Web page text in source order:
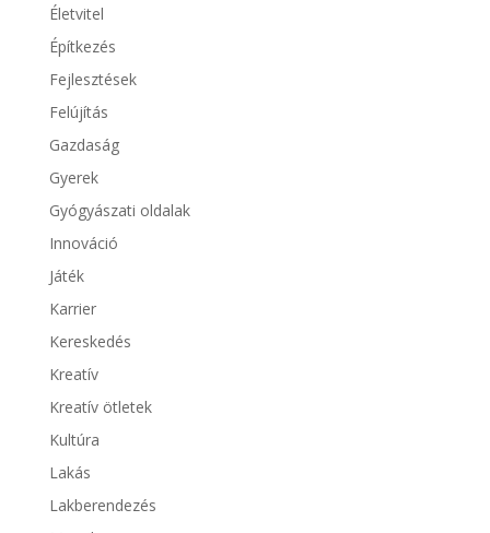
Életvitel
Építkezés
Fejlesztések
Felújítás
Gazdaság
Gyerek
Gyógyászati oldalak
Innováció
Játék
Karrier
Kereskedés
Kreatív
Kreatív ötletek
Kultúra
Lakás
Lakberendezés